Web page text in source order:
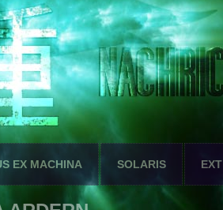
EX MACHINA SOLARIS EXT